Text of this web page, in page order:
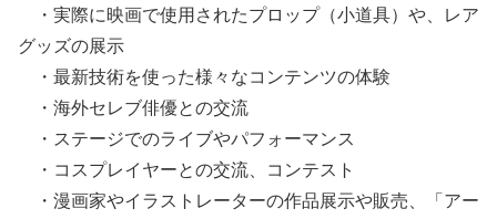
・実際に映画で使用されたプロップ（小道具）や、レア
グッズの展示
・最新技術を使った様々なコンテンツの体験
・海外セレブ俳優との交流
・ステージでのライブやパフォーマンス
・コスプレイヤーとの交流、コンテスト
・漫画家やイラストレーターの作品展示や販売、「アー